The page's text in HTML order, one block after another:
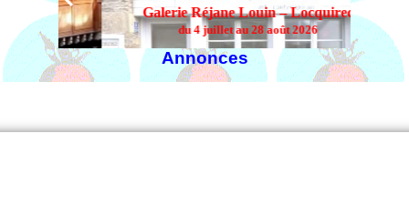
Galerie Réjane Louin – Locquirec
du 4 juillet au 28 août 2026
Annonces